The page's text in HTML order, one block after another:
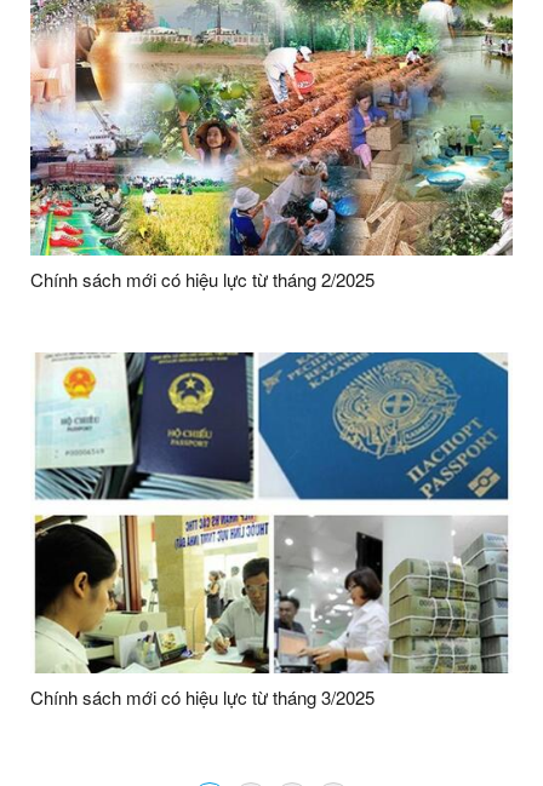
Chính sách mới có hiệu lực từ tháng 2/2025
Chính sách mới có hiệu lực từ tháng 3/2025